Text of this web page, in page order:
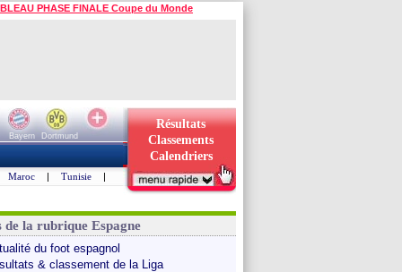
PHASE FINALE Coupe du Monde
Bayern
Dortmund
Résultats
Classements
Calendriers
Maroc | Tunisie |
de la rubrique Espagne
du foot espagnol
& classement de la Liga